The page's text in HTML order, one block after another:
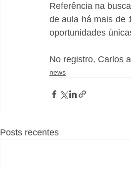
Referência na
de aula há mais de
oportunidades
No registro, Carlos
news
Posts recentes